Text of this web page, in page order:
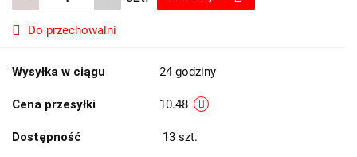
Do przechowalni
Wysyłka w ciągu 24 godziny
Cena przesyłki 10.48
Dostępność 13 szt.